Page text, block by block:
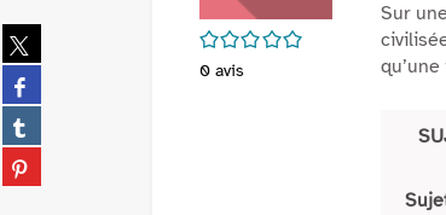
Partager
sur
twitter
(Nouvelle
fenêtre)
Partager
sur
facebook
(Nouvelle
fenêtre)
Partager
sur
tumblr
Partager
sur
/5
0 avis
Sur